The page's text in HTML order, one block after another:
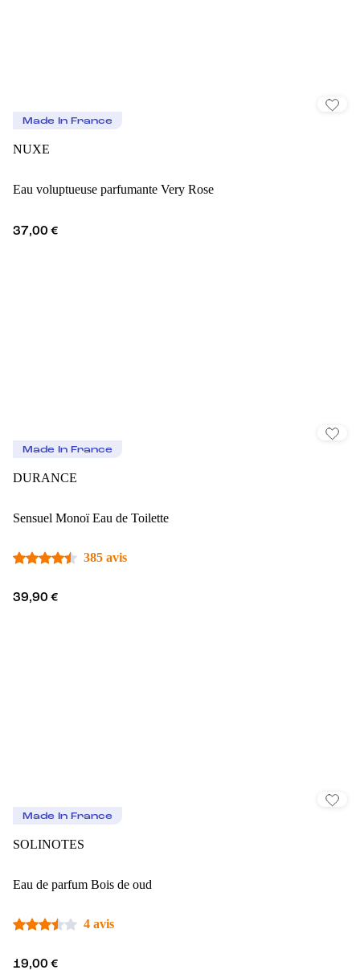
Made In France
NUXE
Eau voluptueuse parfumante Very Rose
37,00 €
Made In France
DURANCE
Sensuel Monoï Eau de Toilette
385 avis
39,90 €
Made In France
SOLINOTES
Eau de parfum Bois de oud
4 avis
19,00 €